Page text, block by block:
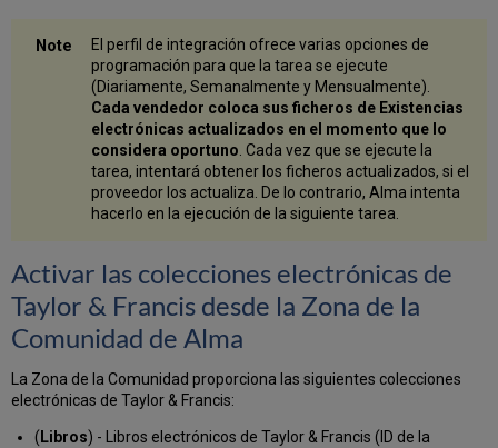
El perfil de integración ofrece varias opciones de
programación para que la tarea se ejecute
(Diariamente, Semanalmente y Mensualmente).
Cada vendedor coloca sus ficheros de Existencias
electrónicas actualizados en el momento que lo
considera oportuno. Cada vez que se ejecute la
tarea, intentará obtener los ficheros actualizados, si el
proveedor los actualiza. De lo contrario, Alma intenta
hacerlo en la ejecución de la siguiente tarea.
Activar las colecciones electrónicas de
Taylor & Francis desde la Zona de la
Comunidad de Alma
La Zona de la Comunidad proporciona las siguientes colecciones
electrónicas de Taylor & Francis:
( Libros) - Libros electrónicos de Taylor & Francis (ID de la